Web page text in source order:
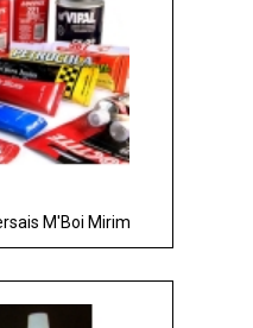
M'Boi Mirim